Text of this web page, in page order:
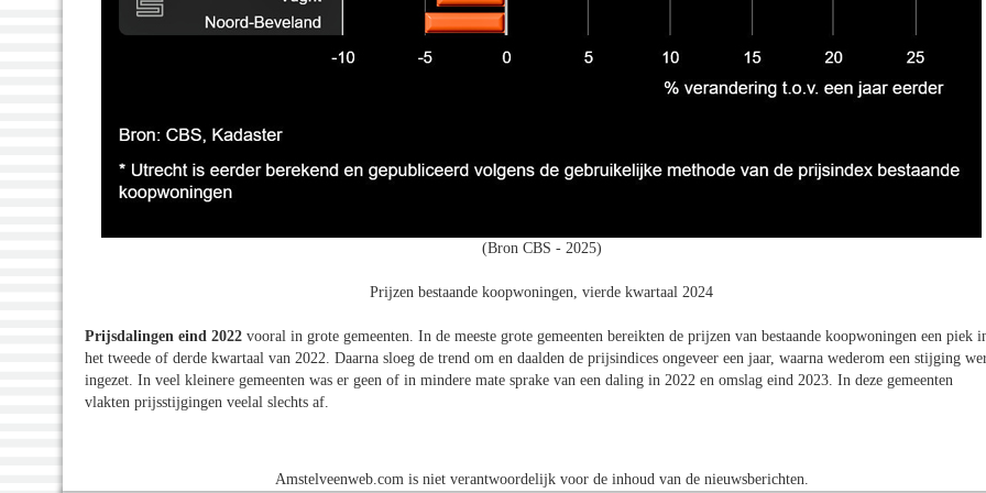
(Bron CBS - 2025)
Prijzen bestaande koopwoningen, vierde kwartaal 2024
Prijsdalingen eind 2022 vooral in grote gemeenten. In de meeste grote gemeenten bereikten de prijzen van bestaande koopwoningen een piek
het tweede of derde kwartaal van 2022. Daarna sloeg de trend om en daalden de prijsindices ongeveer een jaar, waarna wederom een stijging
ingezet. In veel kleinere gemeenten was er geen of in mindere mate sprake van een daling in 2022 en omslag eind 2023. In deze gemeenten
vlakten prijsstijgingen veelal slechts af.
Amstelveenweb.com is niet verantwoordelijk voor de inhoud van de nieuwsberichten.